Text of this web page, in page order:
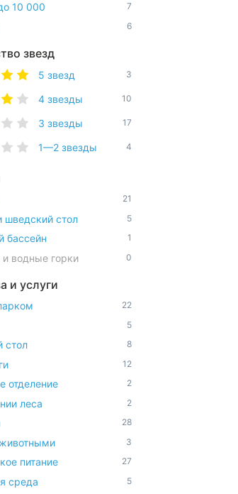
10 000 7
6
звезд
5 звезд 3
4 звезды 10
3 звезды 17
1—2 звезды 4
21
шведский стол 5
бассейн 1
и водные горки 0
и услуги
22
5
стол 8
12
отделение 2
леса 2
28
3
питание 27
среда 5